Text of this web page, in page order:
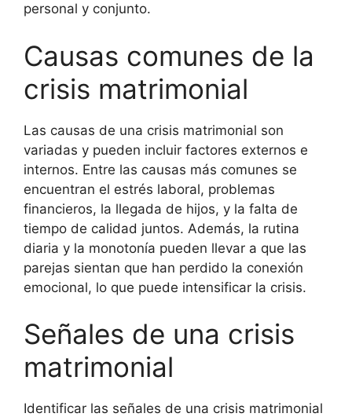
personal y conjunto.
Causas comunes de la
crisis matrimonial
Las causas de una crisis matrimonial son
variadas y pueden incluir factores externos e
internos. Entre las causas más comunes se
encuentran el estrés laboral, problemas
financieros, la llegada de hijos, y la falta de
tiempo de calidad juntos. Además, la rutina
diaria y la monotonía pueden llevar a que las
parejas sientan que han perdido la conexión
emocional, lo que puede intensificar la crisis.
Señales de una crisis
matrimonial
Identificar las señales de una crisis matrimonial